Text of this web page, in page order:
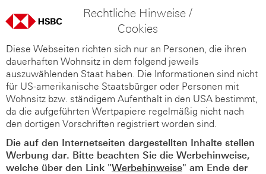
Rechtliche Hinweise /
Cookies
Diese Webseiten richten sich nur an Personen, die ihren
dauerhaften Wohnsitz in dem folgend jeweils
auszuwählenden Staat haben. Die Informationen sind nicht
für US-amerikanische Staatsbürger oder Personen mit
Wohnsitz bzw. ständigem Aufenthalt in den USA bestimmt,
da die aufgeführten Wertpapiere regelmäßig nicht nach
den dortigen Vorschriften registriert worden sind.
Die auf den Internetseiten dargestellten Inhalte stellen
Werbung dar. Bitte beachten Sie die Werbehinweise,
welche über den Link "Werbehinweise" am Ende der